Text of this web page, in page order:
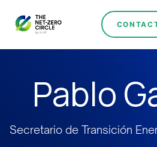
Pablo
Secretario de Transición